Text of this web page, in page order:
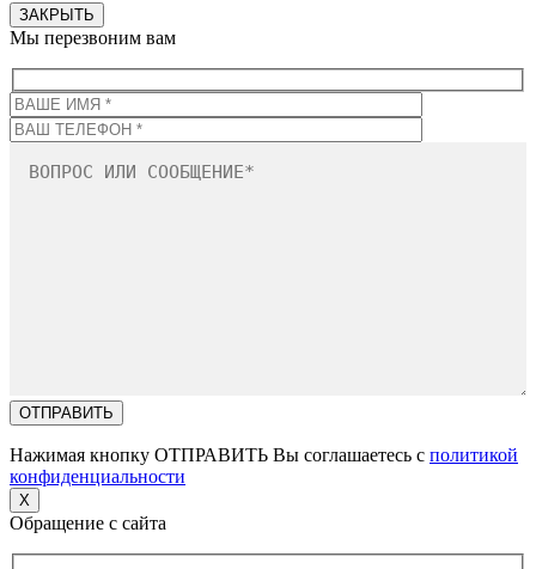
ЗАКРЫТЬ
Мы перезвоним вам
Нажимая кнопку ОТПРАВИТЬ Вы соглашаетесь с политикой
конфиденциальности
X
Обращение с сайта